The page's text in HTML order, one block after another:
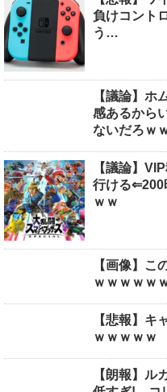
負けコント
う…
【議論】ホ
感あるから
ないだろｗ
【議論】
行ける⇐200
ｗｗ
【画像】こ
ｗｗｗｗｗ
【悲報】キ
ｗｗｗｗｗ
【朗報】ル